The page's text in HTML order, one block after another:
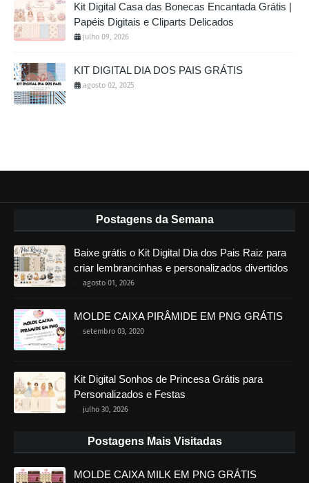
Kit Digital Casa das Bonecas Encantada Grátis |
Papéis Digitais e Cliparts Delicados
julho 09, 2026
KIT DIGITAL DIA DOS PAIS GRÁTIS
agosto 02, 2025
Postagens da Semana
Baixe grátis o Kit Digital Dia dos Pais Raiz para
criar lembrancinhas e personalizados divertidos
agosto 01, 2026
MOLDE CAIXA PIRÂMIDE EM PNG GRÁTIS
setembro 03, 2020
Kit Digital Sonhos de Princesa Grátis para
Personalizados e Festas
julho 30, 2026
Postagens Mais Visitadas
MOLDE CAIXA MILK EM PNG GRÁTIS